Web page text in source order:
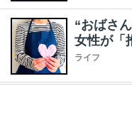
“おばさ
女性が「
ライフ